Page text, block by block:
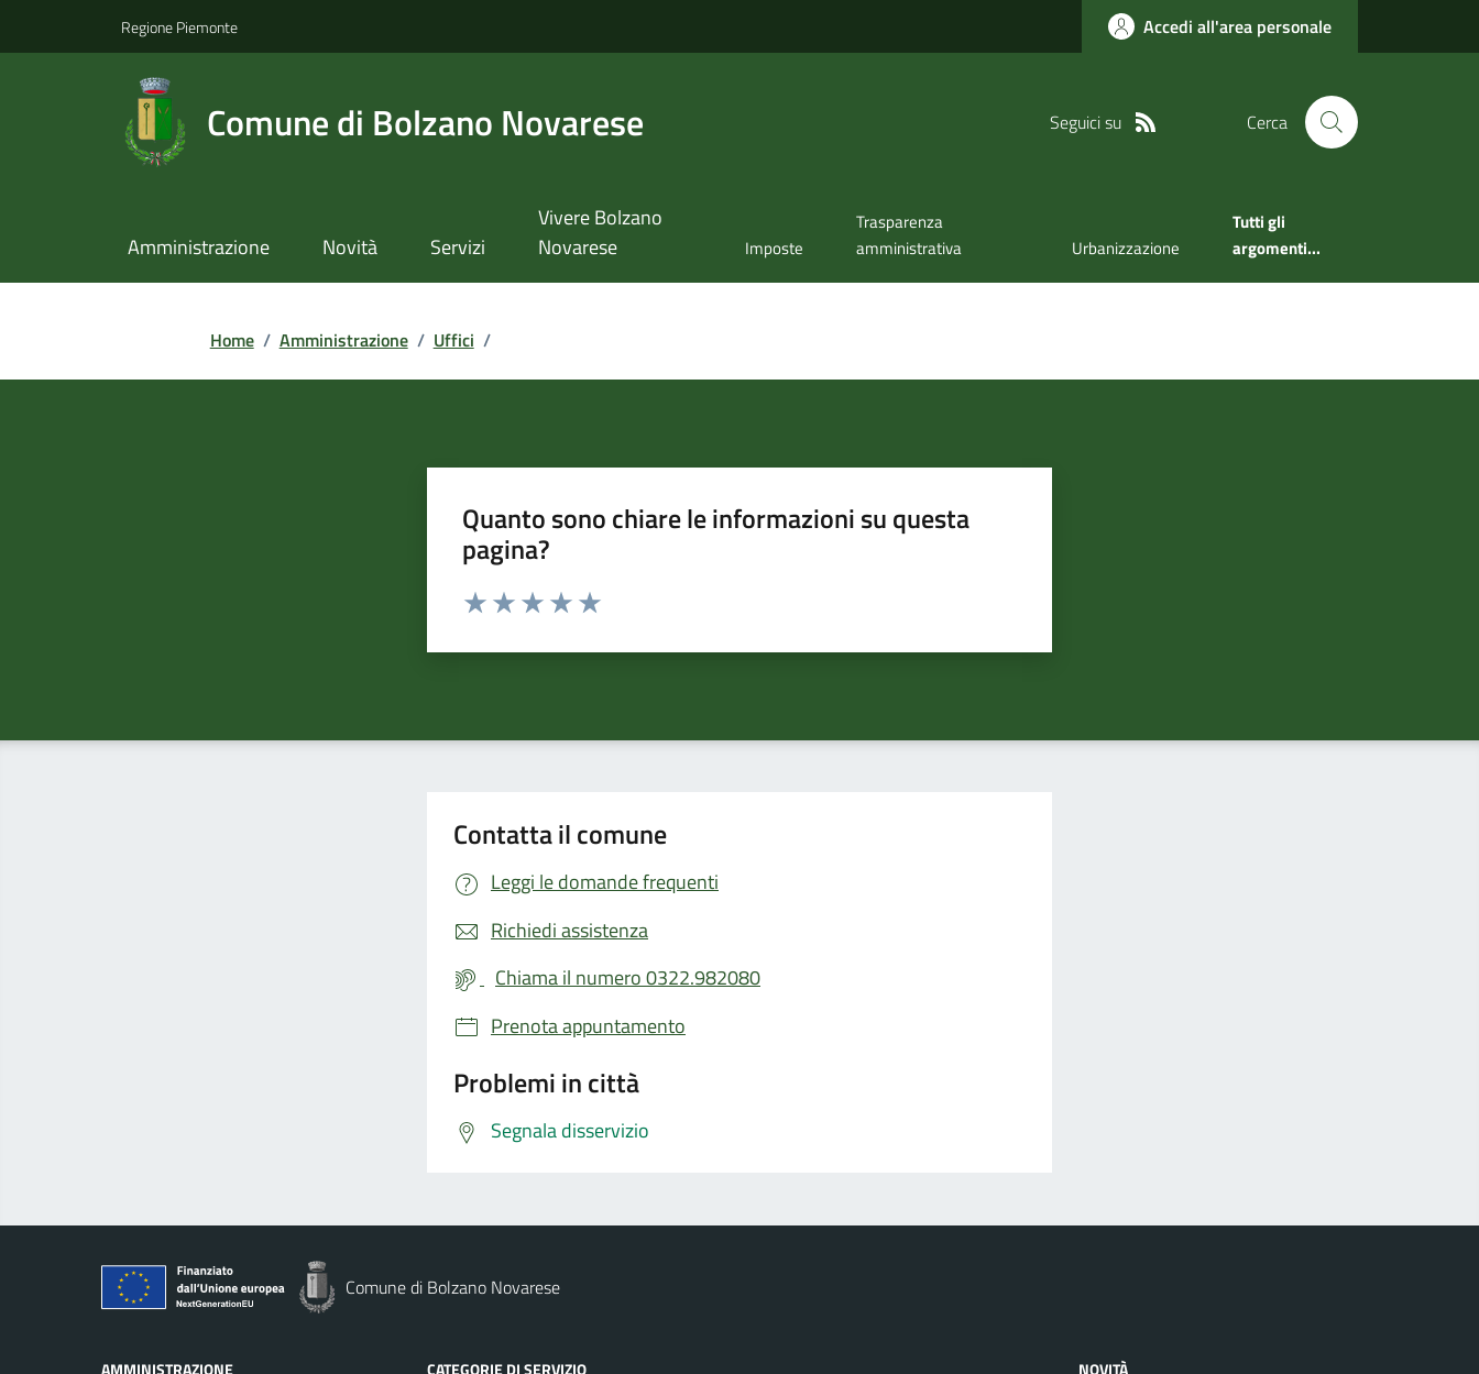
Regione Piemonte Accedi all'area personale
Comune di Bolzano Novarese Seguici su Cerca
Amministrazione Novità Servizi
Vivere Bolzano
Novarese
Imposte
Trasparenza
amministrativa
Urbanizzazione
Tutti gli
argomenti...
Home / Amministrazione / Uffici /
Quanto sono chiare le informazioni su questa
pagina?
Valuta da 1 a 5 stelle la pagina
Contatta il comune
Leggi le domande frequenti
Richiedi assistenza
Chiama il numero 0322.982080
Prenota appuntamento
Problemi in città
Segnala disservizio
Comune di Bolzano Novarese
AMMINISTRAZIONE CATEGORIE DI SERVIZIO NOVITÀ